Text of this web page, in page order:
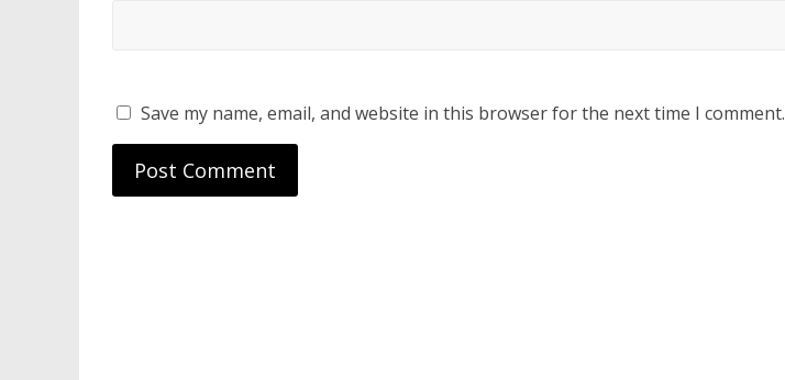
Save my name, email, and website in this browser for the next time I comment.